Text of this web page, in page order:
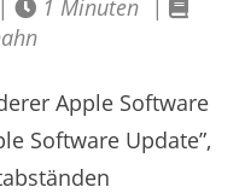
1 Minuten |
Apple Software
Software Update”,